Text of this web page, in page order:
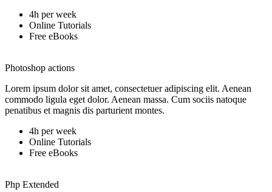
4h per week
Online Tutorials
Free eBooks
Photoshop actions
Lorem ipsum dolor sit amet, consectetuer adipiscing elit. Aenean
commodo ligula eget dolor. Aenean massa. Cum sociis natoque
penatibus et magnis dis parturient montes.
4h per week
Online Tutorials
Free eBooks
Php Extended